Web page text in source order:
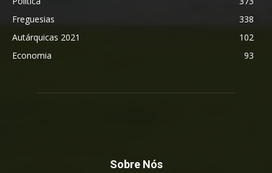
Freguesias
338
Autárquicas 2021
102
Economia
93
Sobre Nós